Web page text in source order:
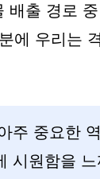
배출 경로
에 우리는
주 중요한
시원함을